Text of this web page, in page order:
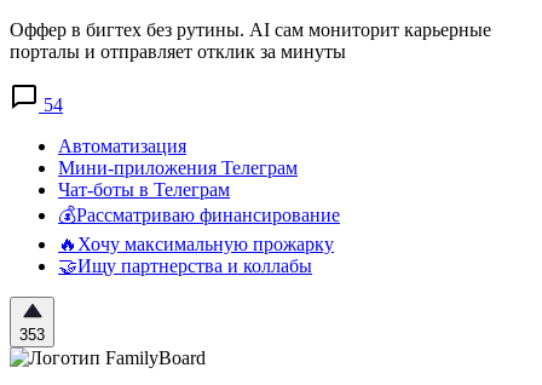
Оффер в бигтех без рутины. AI сам мониторит карьерные
порталы и отправляет отклик за минуты
54
Автоматизация
Мини-приложения Телеграм
Чат-боты в Телеграм
💰Рассматриваю финансирование
🔥Хочу максимальную прожарку
🤝Ищу партнерства и коллабы
353